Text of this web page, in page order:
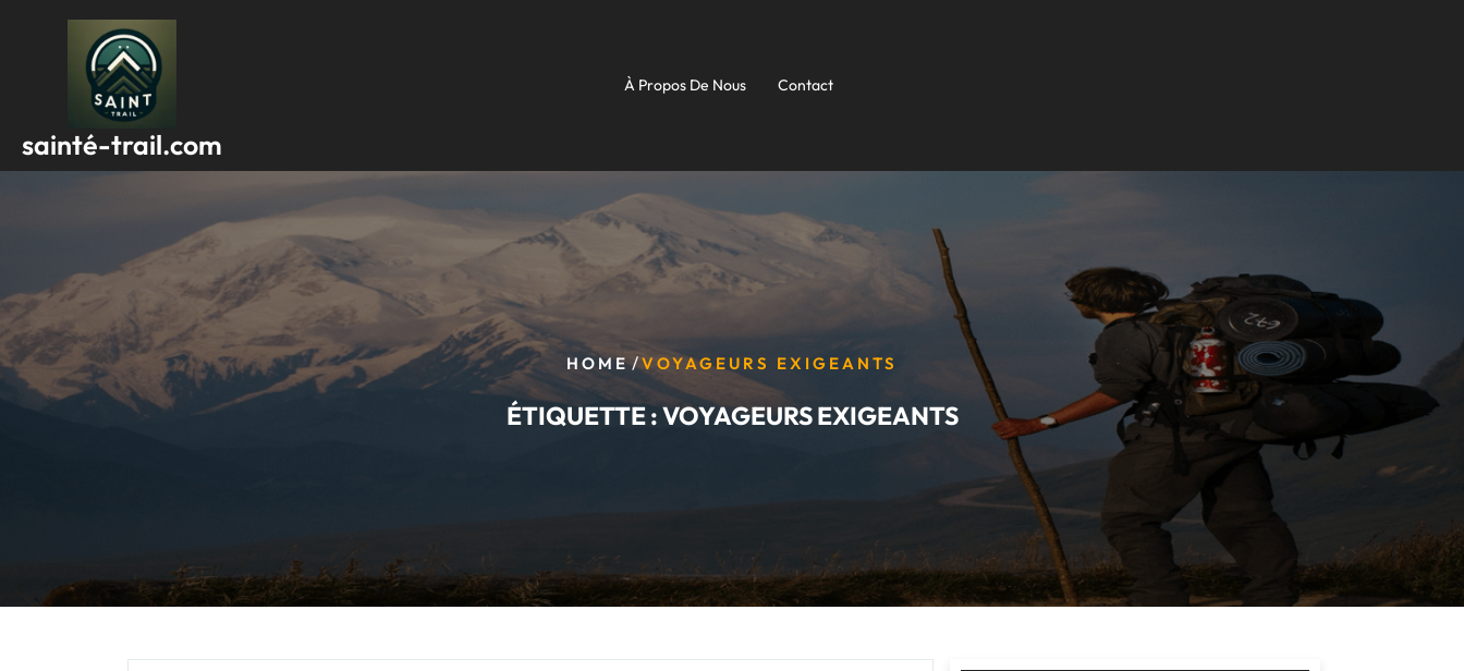
sainté-trail.com
À Propos De Nous Contact
HOME/VOYAGEURS EXIGEANTS
ÉTIQUETTE :VOYAGEURS EXIGEANTS